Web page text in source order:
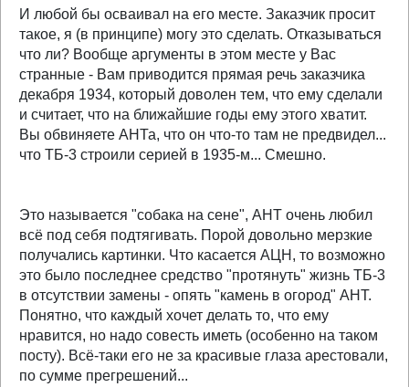
И любой бы осваивал на его месте. Заказчик просит
такое, я (в принципе) могу это сделать. Отказываться
что ли? Вообще аргументы в этом месте у Вас
странные - Вам приводится прямая речь заказчика
декабря 1934, который доволен тем, что ему сделали
и считает, что на ближайшие годы ему этого хватит.
Вы обвиняете АНТа, что он что-то там не предвидел...
что ТБ-3 строили серией в 1935-м... Смешно.
Это называется "собака на сене", АНТ очень любил
всё под себя подтягивать. Порой довольно мерзкие
получались картинки. Что касается АЦН, то возможно
это было последнее средство "протянуть" жизнь ТБ-3
в отсутствии замены - опять "камень в огород" АНТ.
Понятно, что каждый хочет делать то, что ему
нравится, но надо совесть иметь (особенно на таком
посту). Всё-таки его не за красивые глаза арестовали,
по сумме прегрешений...